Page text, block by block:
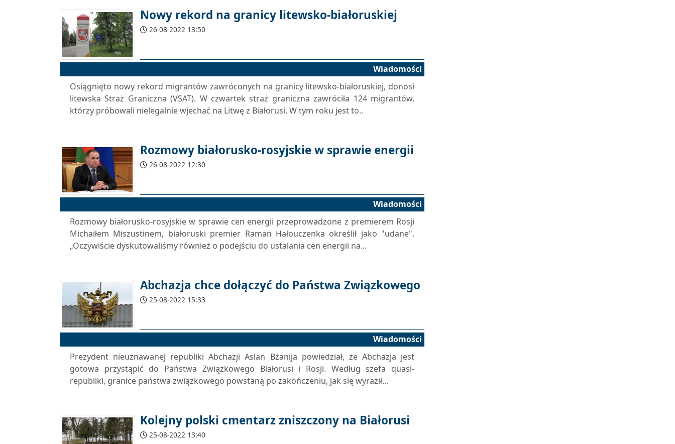
Nowy rekord na granicy litewsko-białoruskiej
26-08-2022 13:50
Wiadomości
Osiągnięto nowy rekord migrantów zawróconych na granicy litewsko-białoruskiej, donosi
litewska Straż Graniczna (VSAT). W czwartek straż graniczna zawróciła 124 migrantów,
którzy próbowali nielegalnie wjechać na Litwę z Białorusi. W tym roku jest to..
Rozmowy białorusko-rosyjskie w sprawie energii
26-08-2022 12:30
Wiadomości
Rozmowy białorusko-rosyjskie w sprawie cen energii przeprowadzone z premierem Rosji
Michaiłem Miszustinem, białoruski premier Raman Hałouczenka określił jako "udane".
„Oczywiście dyskutowaliśmy również o podejściu do ustalania cen energii na...
Abchazja chce dołączyć do Państwa Związkowego
25-08-2022 15:33
Wiadomości
Prezydent nieuznawanej republiki Abchazji Aslan Bżanija powiedział, że Abchazja jest
gotowa przystąpić do Państwa Związkowego Białorusi i Rosji. Według szefa quasi-
republiki, granice państwa związkowego powstaną po zakończeniu, jak się wyraził...
Kolejny polski cmentarz zniszczony na Białorusi
25-08-2022 13:40